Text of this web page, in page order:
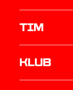
TIM
Klub